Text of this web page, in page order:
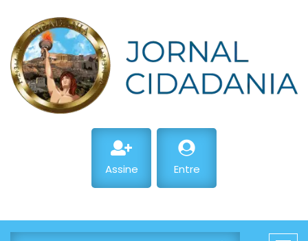
Assine Entre